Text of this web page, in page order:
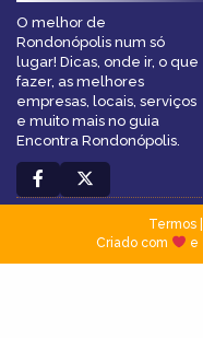
O melhor de
Rondonópolis num só
lugar! Dicas, onde ir, o que
fazer, as melhores
empresas, locais, serviços
e muito mais no guia
Encontra Rondonópolis.
Termos|
Criado com
e